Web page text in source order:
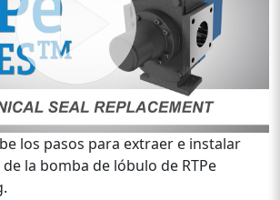
los pasos para extraer e instalar
la bomba de lóbulo de RTPe